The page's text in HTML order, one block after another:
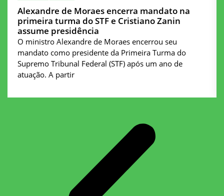
Alexandre de Moraes encerra mandato na
primeira turma do STF e Cristiano Zanin
assume presidência
O ministro Alexandre de Moraes encerrou seu
mandato como presidente da Primeira Turma do
Supremo Tribunal Federal (STF) após um ano de
atuação. A partir